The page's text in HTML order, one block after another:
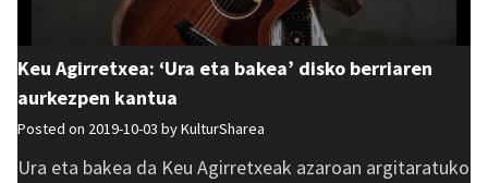
Keu Agirretxea: ‘Ura eta bakea’ disko berriaren
aurkezpen kantua
Posted on 2019-10-03 byKulturSharea
Ura eta bakea da Keu Agirretxeak azaroan argitaratuko